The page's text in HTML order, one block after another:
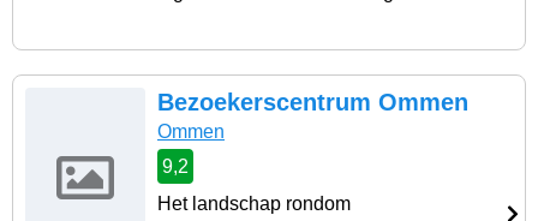
Bezoekerscentrum Ommen
Ommen
9,2
Het landschap rondom